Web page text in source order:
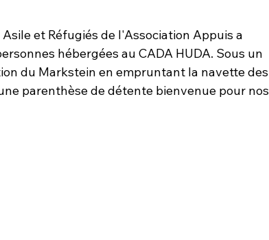
et Réfugiés de l'Association Appuis a
hébergées au CADA HUDA. Sous un
du Markstein en empruntant la navette des
parenthèse de détente bienvenue pour nos